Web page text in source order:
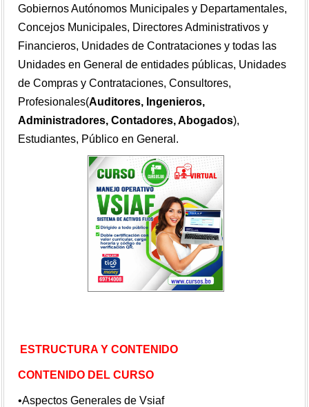
Gobiernos Autónomos Municipales y Departamentales,
Concejos Municipales, Directores Administrativos y
Financieros, Unidades de Contrataciones y todas las
Unidades en General de entidades públicas, Unidades
de Compras y Contrataciones, Consultores,
Profesionales(Auditores, Ingenieros,
Administradores, Contadores, Abogados),
Estudiantes, Público en General .
ESTRUCTURA Y CONTENIDO
CONTENIDO DEL CURSO
•Aspectos Generales de Vsiaf